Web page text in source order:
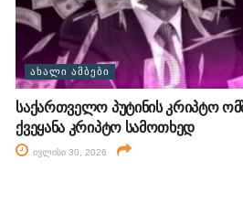
ᲐᲮᲐᲚᲘ ᲐᲛᲑᲔᲑᲘ
საქართველო პუტინის კრიპტო
ქვეყანა კრიპტო სამოთხედ
ივლისი 30, 2026